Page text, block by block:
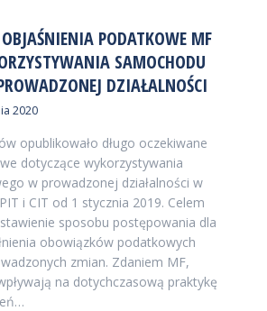
PODATKOWE MF
SAMOCHODU
DZIAŁALNOŚCI
2020
opublikowało długo oczekiwane
dotyczące wykorzystywania
w prowadzonej działalności w
i CIT od 1 stycznia 2019. Celem
sposobu postępowania dla
obowiązków podatkowych
zmian. Zdaniem MF,
na dotychczasową praktykę